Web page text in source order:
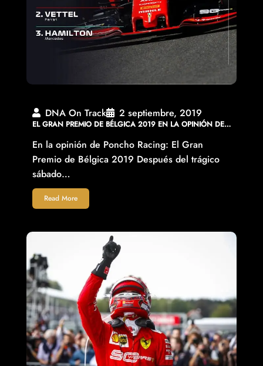
DNA On Track 2 septiembre, 2019
EL GRAN PREMIO DE BÉLGICA 2019 EN LA OPINIÓN DE…
En la opinión de Poncho Racing: El Gran
Premio de Bélgica 2019 Después del trágico
sábado…
Read More